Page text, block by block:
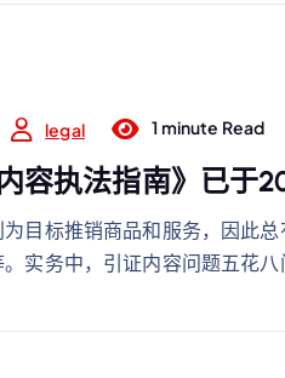
legal 1 minute Read
容执法指南》已于
目标推销商品和服务，因此
。实务中，引证内容问题五花